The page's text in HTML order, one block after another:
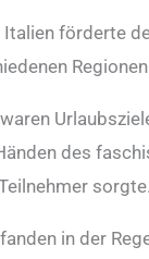
förderte
des
sorgte.
in der